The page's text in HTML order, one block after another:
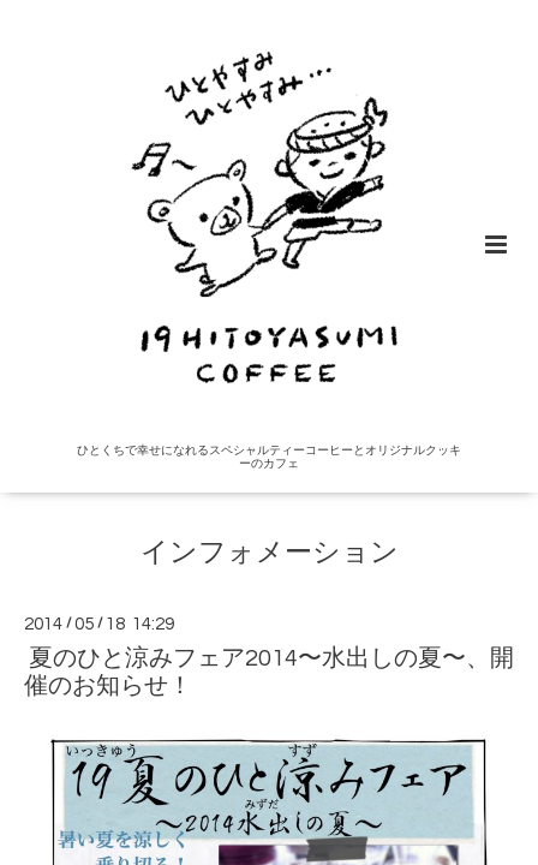
ひとくちで幸せになれるスペシャルティーコーヒーとオリジナルクッキ
ーのカフェ
インフォメーション
2014 /05 / 18 14:29
夏のひと涼みフェア2014〜水出しの夏〜、開
催のお知らせ！